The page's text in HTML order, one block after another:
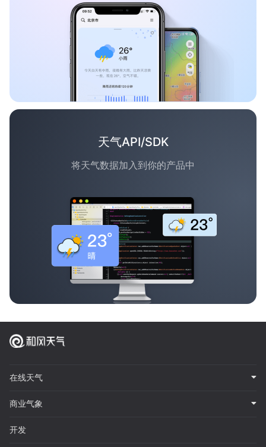
天气API/SDK
将天气数据加入到你的产品中
在线天气
商业气象
开发